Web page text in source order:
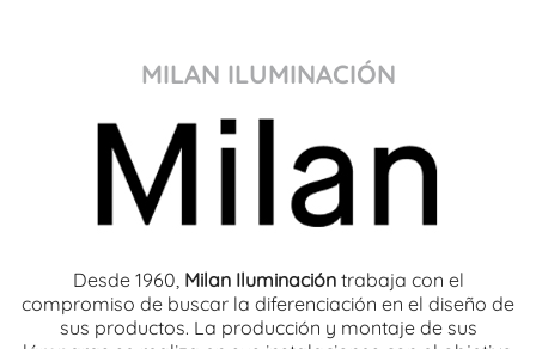
MILAN ILUMINACIÓN
Desde 1960, Milan Iluminacióntrabaja con el
compromiso de buscar la diferenciación en el diseño de
sus productos. La producción y montaje de sus